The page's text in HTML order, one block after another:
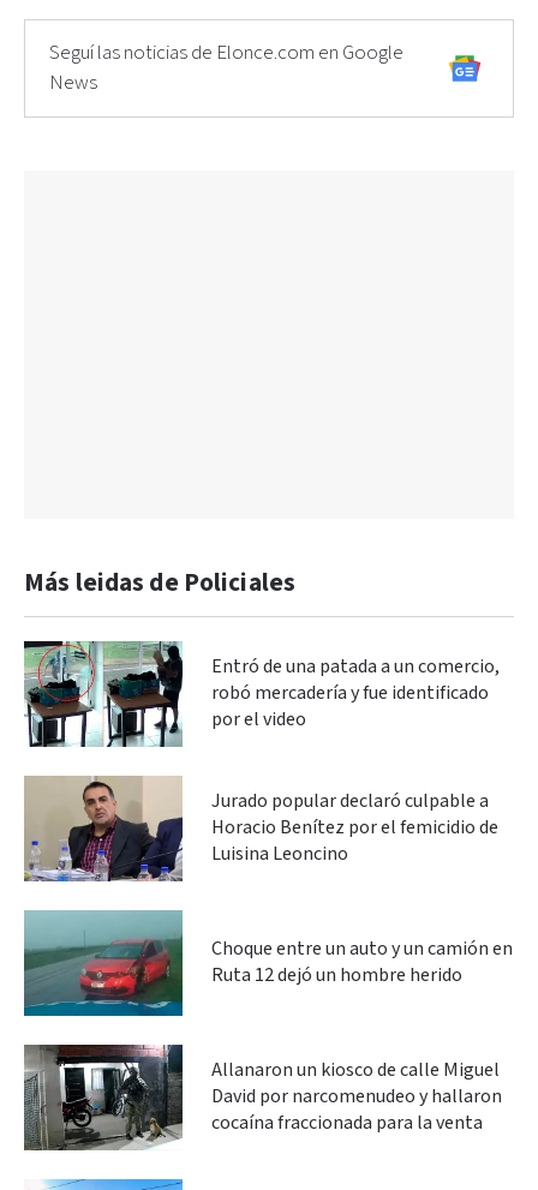
Seguí las noticias de Elonce.com en Google
News
Más leidas de Policiales
Entró de una patada a un comercio,
robó mercadería y fue identificado
por el video
Jurado popular declaró culpable a
Horacio Benítez por el femicidio de
Luisina Leoncino
Choque entre un auto y un camión en
Ruta 12 dejó un hombre herido
Allanaron un kiosco de calle Miguel
David por narcomenudeo y hallaron
cocaína fraccionada para la venta